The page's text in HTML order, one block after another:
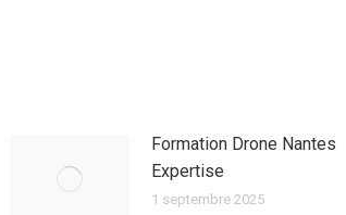
Formation Drone Nantes
Expertise
1 septembre 2025